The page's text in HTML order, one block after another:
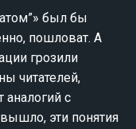
был бы
пошловат. А
грозили
читателей,
с
эти понятия